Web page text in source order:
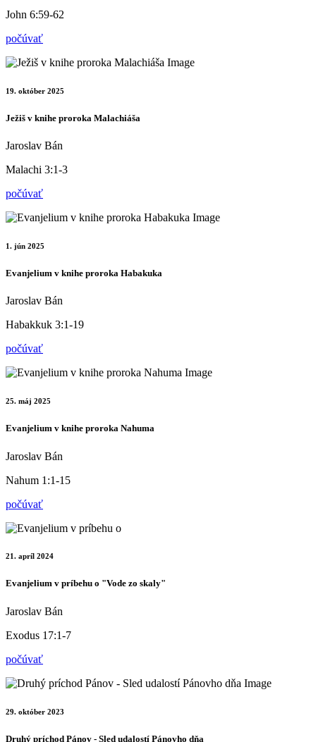
John 6:59-62
počúvať
19. október 2025
Ježiš v knihe proroka Malachiáša
Jaroslav Bán
Malachi 3:1-3
počúvať
1. jún 2025
Evanjelium v knihe proroka Habakuka
Jaroslav Bán
Habakkuk 3:1-19
počúvať
25. máj 2025
Evanjelium v knihe proroka Nahuma
Jaroslav Bán
Nahum 1:1-15
počúvať
21. apríl 2024
Evanjelium v príbehu o "Vode zo skaly"
Jaroslav Bán
Exodus 17:1-7
počúvať
29. október 2023
Druhý príchod Pánov - Sled udalostí Pánovho dňa